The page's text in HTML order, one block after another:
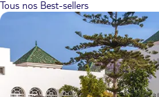
Tous nos Best-sellers